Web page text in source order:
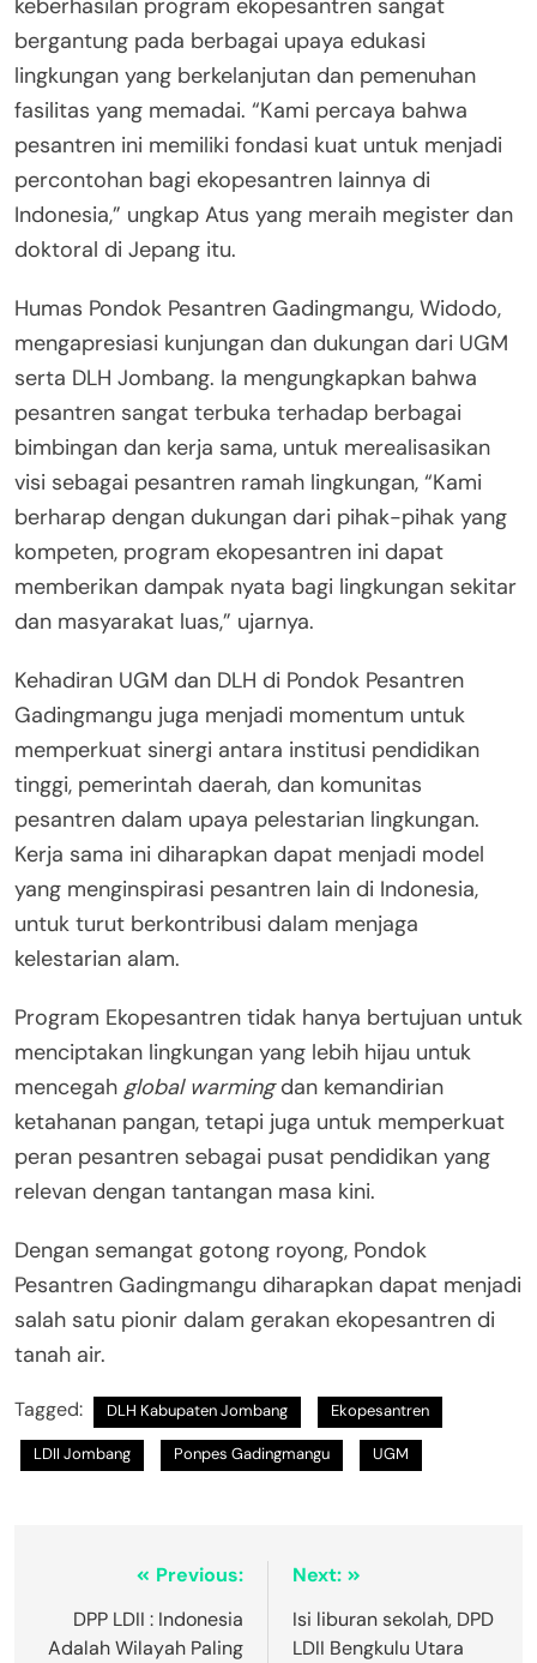
keberhasilan program ekopesantren sangat
bergantung pada berbagai upaya edukasi
lingkungan yang berkelanjutan dan pemenuhan
fasilitas yang memadai. “Kami percaya bahwa
pesantren ini memiliki fondasi kuat untuk menjadi
percontohan bagi ekopesantren lainnya di
Indonesia,” ungkap Atus yang meraih megister dan
doktoral di Jepang itu.
Humas Pondok Pesantren Gadingmangu, Widodo,
mengapresiasi kunjungan dan dukungan dari UGM
serta DLH Jombang. Ia mengungkapkan bahwa
pesantren sangat terbuka terhadap berbagai
bimbingan dan kerja sama, untuk merealisasikan
visi sebagai pesantren ramah lingkungan, “Kami
berharap dengan dukungan dari pihak-pihak yang
kompeten, program ekopesantren ini dapat
memberikan dampak nyata bagi lingkungan sekitar
dan masyarakat luas,” ujarnya.
Kehadiran UGM dan DLH di Pondok Pesantren
Gadingmangu juga menjadi momentum untuk
memperkuat sinergi antara institusi pendidikan
tinggi, pemerintah daerah, dan komunitas
pesantren dalam upaya pelestarian lingkungan.
Kerja sama ini diharapkan dapat menjadi model
yang menginspirasi pesantren lain di Indonesia,
untuk turut berkontribusi dalam menjaga
kelestarian alam.
Program Ekopesantren tidak hanya bertujuan untuk
menciptakan lingkungan yang lebih hijau untuk
mencegah global warmingdan kemandirian
ketahanan pangan, tetapi juga untuk memperkuat
peran pesantren sebagai pusat pendidikan yang
relevan dengan tantangan masa kini.
Dengan semangat gotong royong, Pondok
Pesantren Gadingmangu diharapkan dapat menjadi
salah satu pionir dalam gerakan ekopesantren di
tanah air.
Tagged: DLH Kabupaten Jombang Ekopesantren
LDII Jombang Ponpes Gadingmangu UGM
Previous:
DPP LDII : Indonesia
Adalah Wilayah Paling
Next:
Isi liburan sekolah, DPD
LDII Bengkulu Utara